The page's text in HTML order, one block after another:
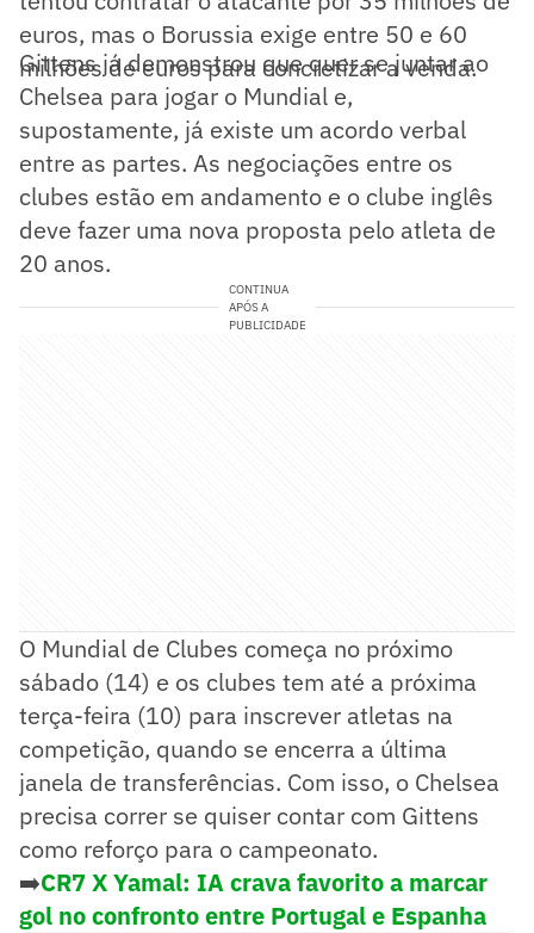
euros, mas o Borussia exige entre 50 e 60
milhões de euros para concretizar a venda.
Gittens já demonstrou que quer se juntar ao
Chelsea para jogar o Mundial e,
supostamente, já existe um acordo verbal
entre as partes. As negociações entre os
clubes estão em andamento e o clube inglês
deve fazer uma nova proposta pelo atleta de
20 anos.
CONTINUA
APÓS A
PUBLICIDADE
O Mundial de Clubes começa no próximo
sábado (14) e os clubes tem até a próxima
terça-feira (10) para inscrever atletas na
competição, quando se encerra a última
janela de transferências. Com isso, o Chelsea
precisa correr se quiser contar com Gittens
como reforço para o campeonato.
➡️CR7 X Yamal: IA crava favorito a marcar
gol no confronto entre Portugal e Espanha